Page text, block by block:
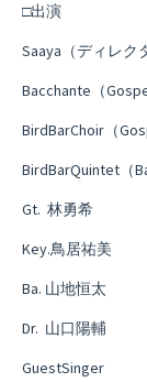
□出演
Saaya（ディレク
Bacchante（
BirdBarChoir（
BirdBarQuintet（
Gt. 林勇希
Key.鳥居祐美
Ba. 山地恒太
Dr. 山口陽輔
GuestSinger